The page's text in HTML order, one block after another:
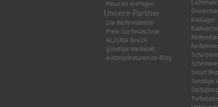
Neueste Anfragen
Unsere Partner
Die Reifenhändler
Preis-Suchmaschine
ALZURA Tyre24
günstige Werkstatt
Autoreparaturen.de Blog
Radlager
Smart
Sonstige